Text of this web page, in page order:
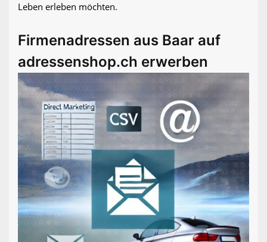
Leben erleben möchten.
Firmenadressen aus Baar auf
adressenshop.ch erwerben